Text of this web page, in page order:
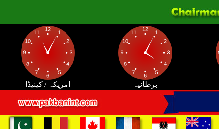
امریکہ / کینیڈا برطانیہ